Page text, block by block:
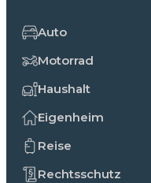
Auto
Motorrad
Haushalt
Eigenheim
Reise
Rechtsschutz